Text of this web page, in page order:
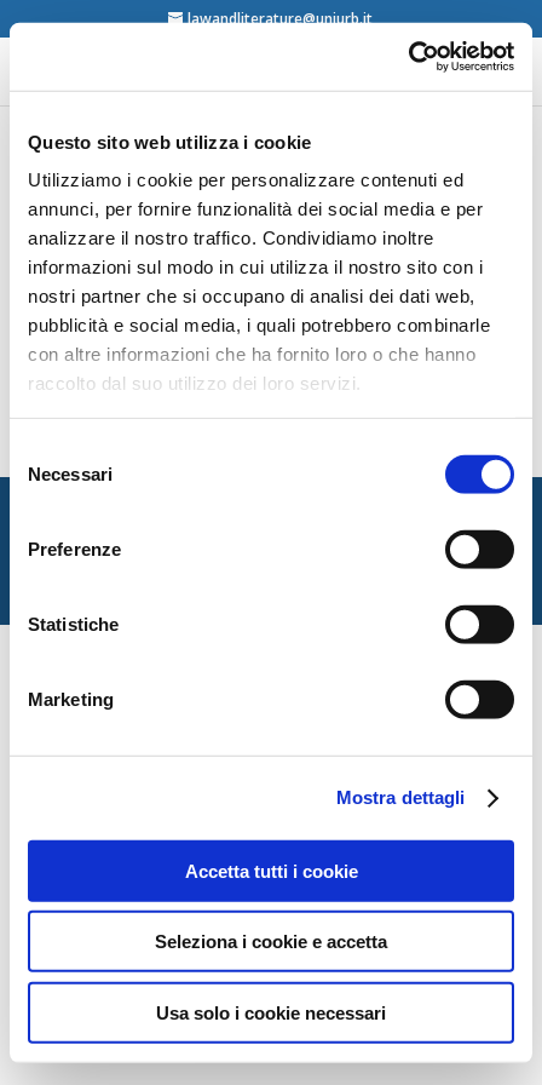
Questo sito web utilizza i cookie
Utilizziamo i cookie per personalizzare contenuti ed
annunci, per fornire funzionalità dei social media e per
analizzare il nostro traffico. Condividiamo inoltre
informazioni sul modo in cui utilizza il nostro sito con i
nostri partner che si occupano di analisi dei dati web,
pubblicità e social media, i quali potrebbero combinarle
con altre informazioni che ha fornito loro o che hanno
raccolto dal suo utilizzo dei loro servizi.
delNecessari
Preferenze
Statistiche
Marketing
Mostra dettagli
Accetta tutti i cookie
Seleziona i cookie e accetta
Usa solo i cookie necessari
lawandliterature@uniurb.it
Daniele Cananzi (Ed.), “La città
dell’imperfezione”. Follia e gioco tra diritto e
letteratura, Giappichelli, Torino, 2020
content
Massimiliano Orazi, Del pudore. Per una
filosofia dell’alterità e della sua misura,
Giappichelli, Torino, 2020
content
Post successivi »
Dipartimento di Giurisprudenza — Università degli Studi